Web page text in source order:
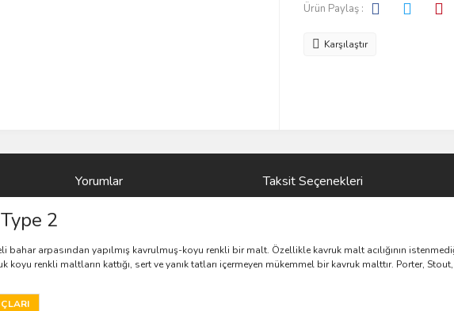
Ürün Paylaş :
Karşılaştır
Yorumlar Taksit Seçenekleri
2
arpasından yapılmış kavrulmuş-koyu renkli bir malt. Özellikle kavruk malt acılığının
renkli maltların kattığı, sert ve yanık tatları içermeyen mükemmel bir kavruk malttır. Porter,